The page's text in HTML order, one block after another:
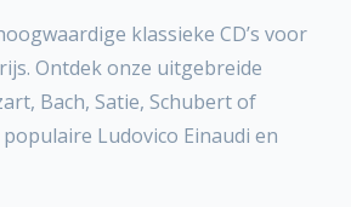
klassieke CD’s voor
Ontdek onze uitgebreide
Bach, Satie, Schubert of
Ludovico Einaudi en